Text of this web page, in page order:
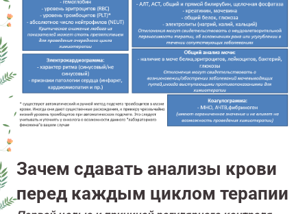
Зачем сдавать анализы крови
перед каждым циклом терапии